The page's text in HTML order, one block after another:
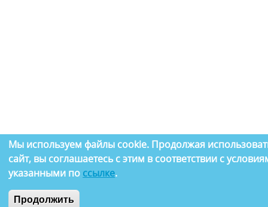
Мы используем файлы cookie. Продолжая
сайт, вы соглашаетесь с этим в соответствии с
указанными по ссылке.
Продолжить